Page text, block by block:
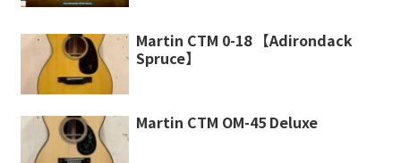
Martin CTM 0-18 【Adirondack
Spruce】
Martin CTM OM-45 Deluxe